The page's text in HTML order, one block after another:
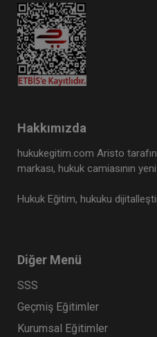
Hakkımızda
hukukegitim.com Aristo
markası, hukuk camiasının yeni
Hukuk Eğitim, hukuku
Diğer Menü
SSS
Geçmiş Eğitimler
Kurumsal Eğitimler